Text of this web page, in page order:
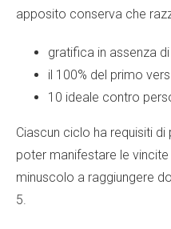
apposito conserva che
gratifica in assenza
il 100% del primo
10 ideale contro
Ciascun ciclo ha requisiti
poter manifestare le
minuscolo a raggiungere
5.